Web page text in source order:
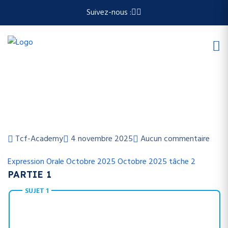
Suivez-nous :
Tcf-Academy 4 novembre 2025
Aucun commentaire
Expression OraleOctobre 2025Octobre 2025 tâche 2
PARTIE 1
SUJET 1